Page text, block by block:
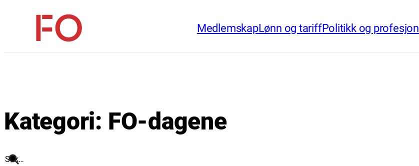
innholdFO
MedlemskapLønn og tariffPolitikk og profesjon
Kategori: FO-dagene
Søk